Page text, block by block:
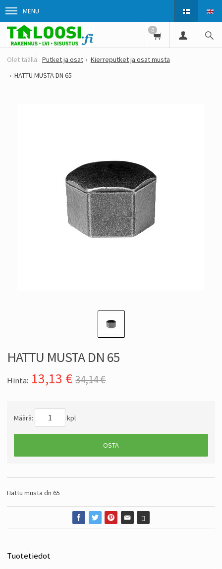
MENU
0
Putket ja osat
Kierreputket ja osat musta
HATTU MUSTA DN 65
HATTU MUSTA DN 65
Hinta: 13,13 € 34,14 €
Määrä: kpl
OSTA
Hattu musta dn 65
Tuotetiedot